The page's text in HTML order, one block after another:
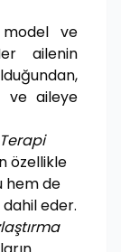
ve
ailenin
ve aileye
özellikle
hem de
eder.